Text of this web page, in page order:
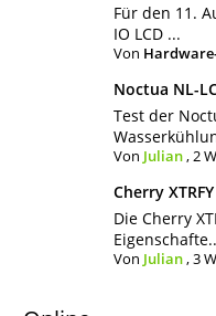
Für den 11.
IO LCD ...
Von
Noctua NL-
Test der
Von Julian,2
Cherry
Die Cherry
Von Julian,3